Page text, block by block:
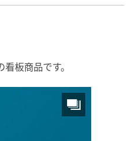
板商品です。